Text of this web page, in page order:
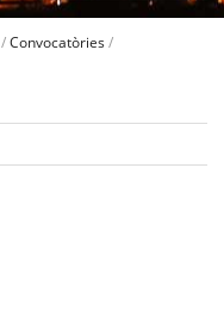
/Convocatòries/